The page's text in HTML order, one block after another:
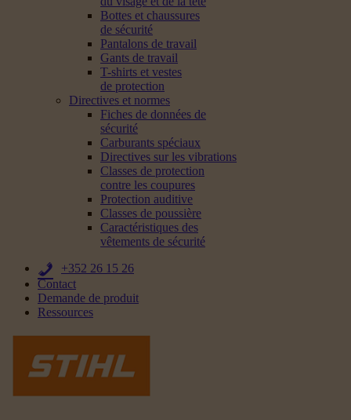
Bottes et chaussures
de sécurité
Pantalons de travail
Gants de travail
T-shirts et vestes
de protection
Directives et normes
Fiches de données de
sécurité
Carburants spéciaux
Directives sur les vibrations
Classes de protection
contre les coupures
Protection auditive
Classes de poussière
Caractéristiques des
vêtements de sécurité
+352 26 15 26
Contact
Demande de produit
Ressources